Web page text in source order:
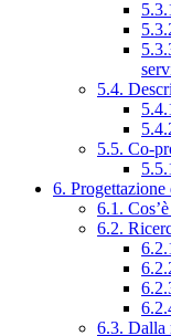
5.4.
5.5. Co-
6. Progettazione
6.1.
6.2.
6.3. Dalla